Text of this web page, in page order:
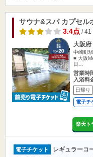
サウナ&スパ カプセル
3.4点 / 41
大阪府
中崎町
■ 大阪
日…
営業時
入浴料
日帰り
電子チ
楽天ト
電子チケット レギュラーコ